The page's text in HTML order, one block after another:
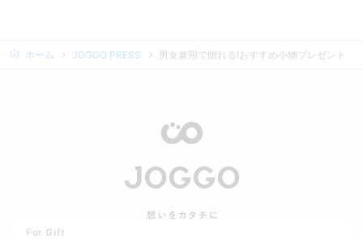
ホーム JOGGO PRESS 男女兼用で贈れる!おすすめ小物プレゼント
For Gift